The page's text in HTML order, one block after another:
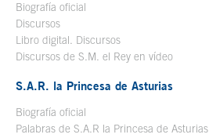
Biografía oficial
Discursos
Libro digital. Discursos
Discursos de S.M. el Rey en vídeo
S.A.R. la Princesa de Asturias
Biografía oficial
Palabras de S.A.R la Princesa de Asturias